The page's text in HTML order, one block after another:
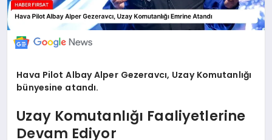
Hava Pilot Albay Alper Gezeravcı, Uzay Komutanlığı
bünyesine atandı.
Uzay Komutanlığı Faaliyetlerine
Devam Ediyor